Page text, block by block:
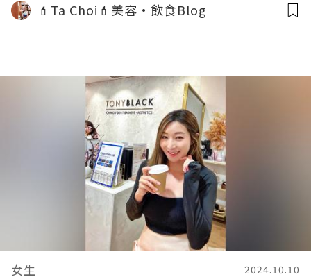
💄Ta Choi💄美容•飲食Blog
女生 2024.10.10